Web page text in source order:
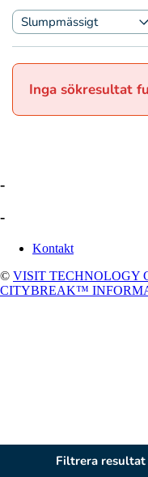
Inga sökresultat
Filtrera resultat
-
-
Kontakt
© VISIT TECHNOLOGY
CITYBREAK™